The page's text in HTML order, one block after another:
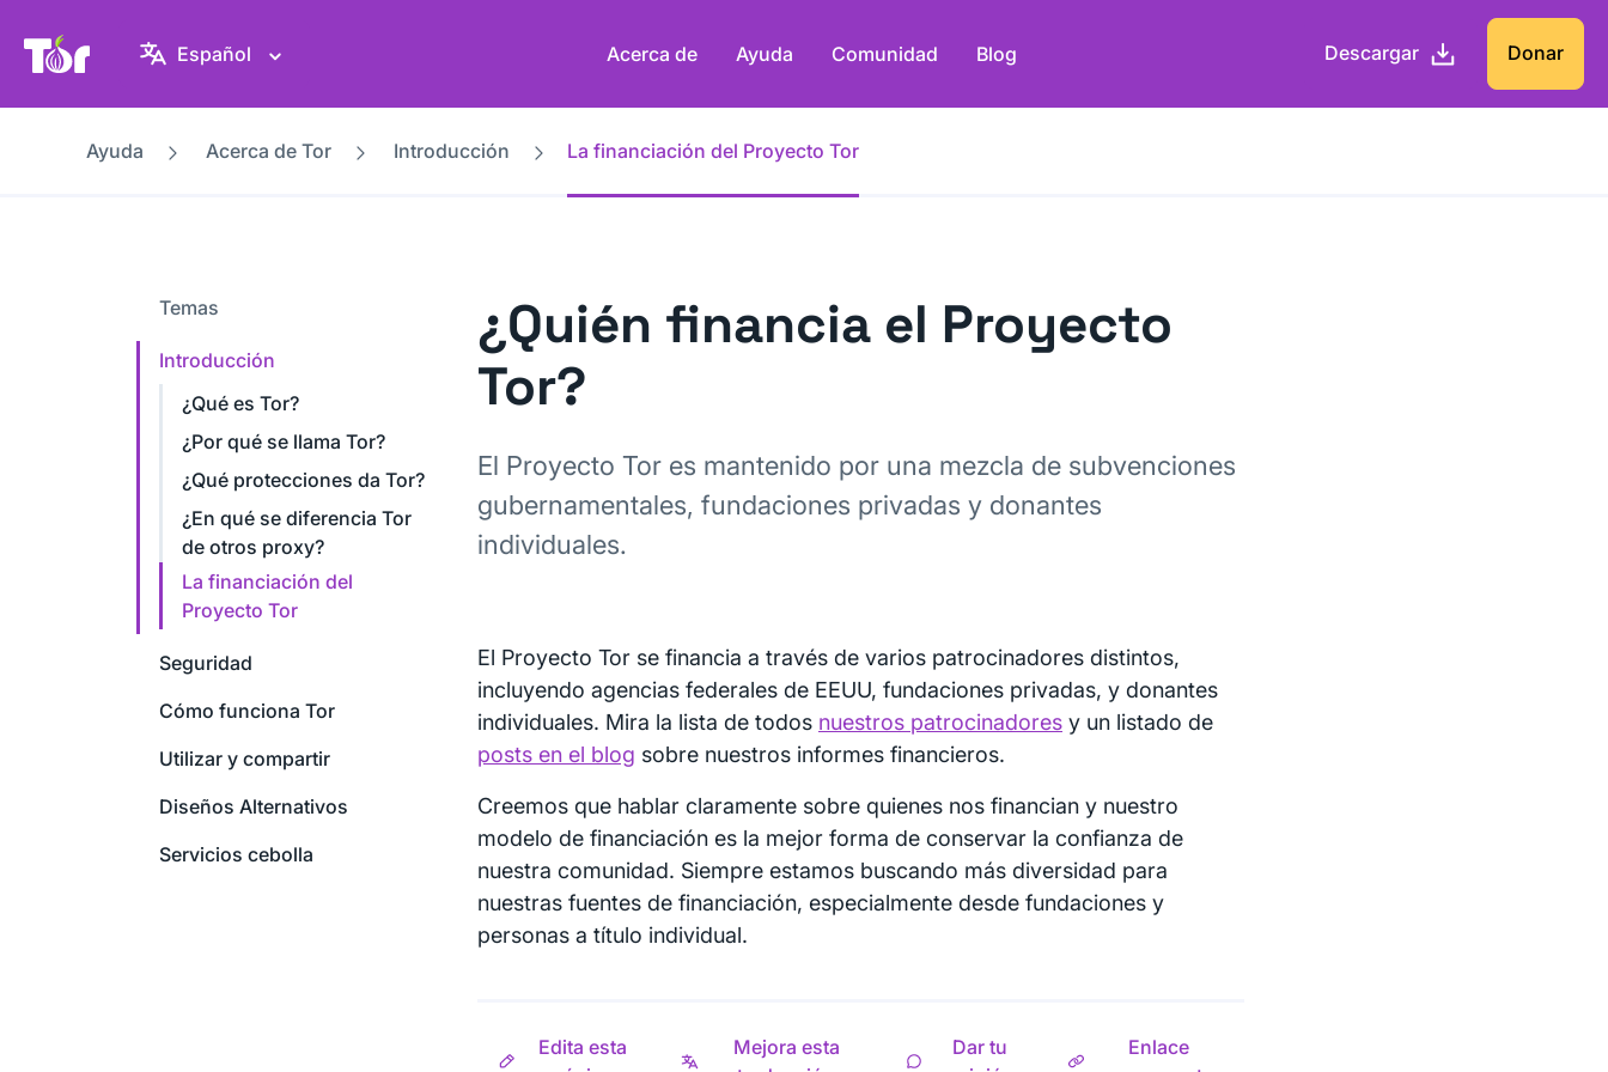
Web del Proyecto Tor
Español Acerca de Ayuda Comunidad Blog Descargar Donar
Ayuda Acerca de Tor Introducción La financiación del Proyecto Tor
Temas
Introducción
¿Qué es Tor?
¿Por qué se llama Tor?
¿Qué protecciones da Tor?
¿En qué se diferencia Tor
de otros proxy?
La financiación del
Proyecto Tor
Seguridad
Cómo funciona Tor
Utilizar y compartir
Diseños Alternativos
Servicios cebolla
¿Quién financia el Proyecto
Tor?
El Proyecto Tor es mantenido por una mezcla de subvenciones
gubernamentales, fundaciones privadas y donantes
individuales.
El Proyecto Tor se financia a través de varios patrocinadores distintos,
incluyendo agencias federales de EEUU, fundaciones privadas, y donantes
individuales. Mira la lista de todos nuestros patrocinadores y un listado de
posts en el blog sobre nuestros informes financieros.
Creemos que hablar claramente sobre quienes nos financian y nuestro
modelo de financiación es la mejor forma de conservar la confianza de
nuestra comunidad. Siempre estamos buscando más diversidad para
nuestras fuentes de financiación, especialmente desde fundaciones y
personas a título individual.
Edita esta
Mejora esta
Dar tu
Enlace